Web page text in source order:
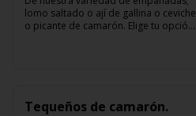
lomo saltado o ají de gallina o ceviche
o picante de camarón. Elige tu opción
Tequeños de camarón.